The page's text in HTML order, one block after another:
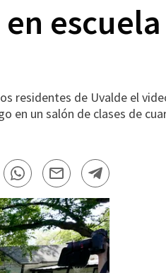
residentes de Uvalde el
en un salón de clases de